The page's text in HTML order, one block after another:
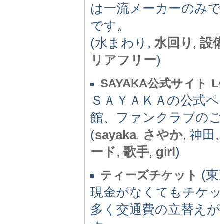
は一流メーカーのみ
です。
(水まわり, 水回り , 設
リアフリー)
SAYAKA公式サイト
ＳＡＹＡＫＡの公式
館、ファンクラブの
(sayaka, さやか, 神
ード, 歌手, girl)
ティーズチケット (
現金がなくてもチケ
多く交通費の立替え